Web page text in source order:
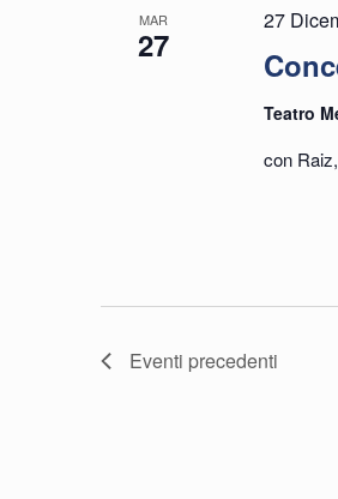
MAR
27
27
Teatro
con
Eventi precedenti